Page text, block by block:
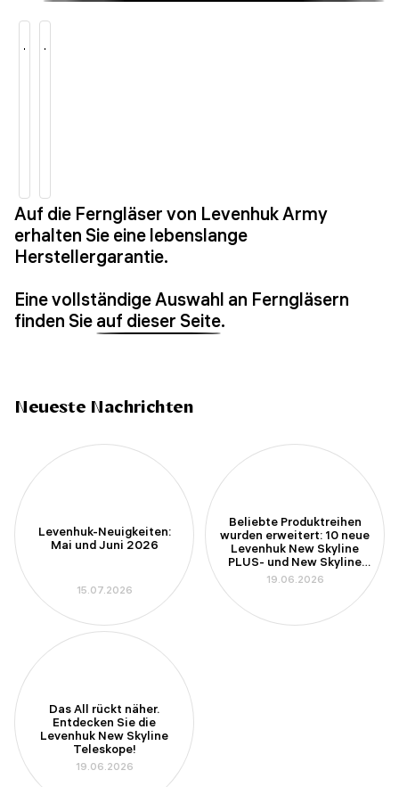
Auf die Ferngläser von Levenhuk Army
erhalten Sie eine lebenslange
Herstellergarantie.
Eine vollständige Auswahl an Ferngläsern
finden Sie auf dieser Seite.
Neueste Nachrichten
Levenhuk-Neuigkeiten:
Mai und Juni 2026
15.07.2026
Beliebte Produktreihen
wurden erweitert: 10 neue
Levenhuk New Skyline
PLUS- und New Skyline
PRO-Teleskope
19.06.2026
Das All rückt näher.
Entdecken Sie die
Levenhuk New Skyline
Teleskope!
19.06.2026